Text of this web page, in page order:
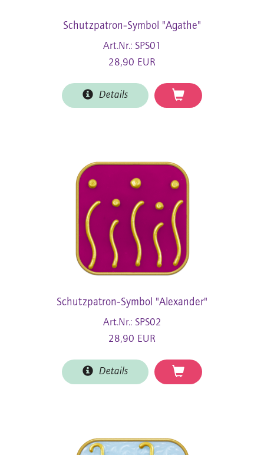
Schutzpatron-Symbol "Agathe"
Art.Nr.: SPS01
28,90 EUR
Details
Schutzpatron-Symbol "Alexander"
Art.Nr.: SPS02
28,90 EUR
Details